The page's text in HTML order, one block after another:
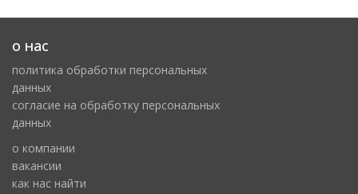
о нас
политика обработки персональных
данных
cогласие на обработку персональных
данных
о компании
вакансии
как нас найти